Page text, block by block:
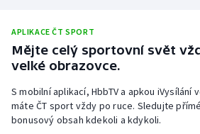
Ragby
Rychlobruslení
Rychlostní kanoistika
APLIKACE ČT SPORT
Mějte celý sportovní svět
velké obrazovce.
S mobilní aplikací, HbbTV a apkou
máte ČT sport vždy po ruce. Sledujte
bonusový obsah kdekoli a kdykoli.